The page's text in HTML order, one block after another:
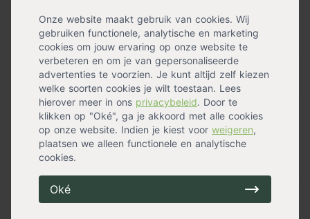
Onze website maakt gebruik van cookies. Wij
gebruiken functionele, analytische en marketing
cookies om jouw ervaring op onze website te
verbeteren en om je van gepersonaliseerde
advertenties te voorzien. Je kunt altijd zelf kiezen
welke soorten cookies je wilt toestaan. Lees
hierover meer in ons privacybeleid. Door te
klikken op "Oké", ga je akkoord met alle cookies
op onze website. Indien je kiest voor weigeren,
plaatsen we alleen functionele en analytische
cookies.
Oké
Specificaties
Geschikt voor Binnen,Buiten
Handig voor erbij
KB Kunststof rattenval 1 stuk
op voorraad
9,99